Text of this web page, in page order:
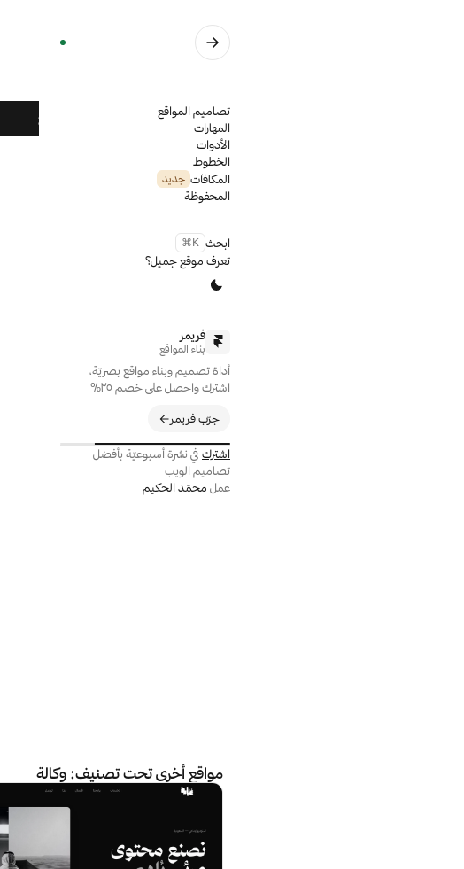
تصاميم المواقع
المهارات
الأدوات
الخطوط
المكافآت جديد
المحفوظة
ابحث ⌘K
تعرف موقع جميل؟
فريمر
بناء المواقع
أداة تصميم وبناء مواقع بصريّة،
اشترك واحصل على خصم ٢٥٪
جرّب فريمر
اشترك في نشرة أسبوعيّة بأفضل
تصاميم الويب
عمل محمّد الحكيم
توجّه الى الموقع
تم البناء على
Framer
الخطوط المستخدمة
Bressay
مواقع أخرى تحت تصنيف: وكالة